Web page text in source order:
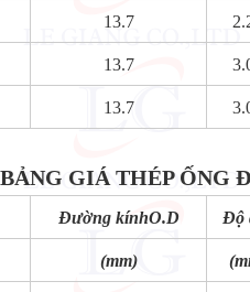
13.7
13.7
13.7
GIÁ THÉP ỐNG
Đường kínhO.D Độ
(mm)